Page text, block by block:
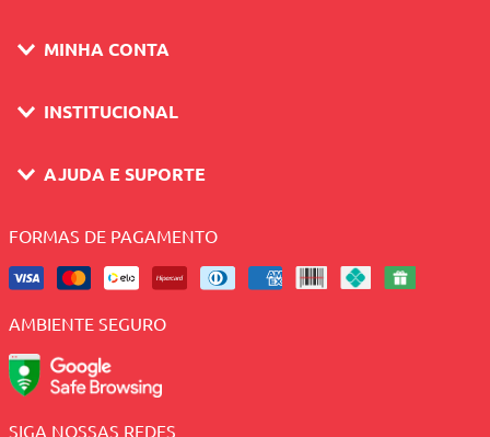
MINHA CONTA
INSTITUCIONAL
AJUDA E SUPORTE
FORMAS DE PAGAMENTO
AMBIENTE SEGURO
SIGA NOSSAS REDES